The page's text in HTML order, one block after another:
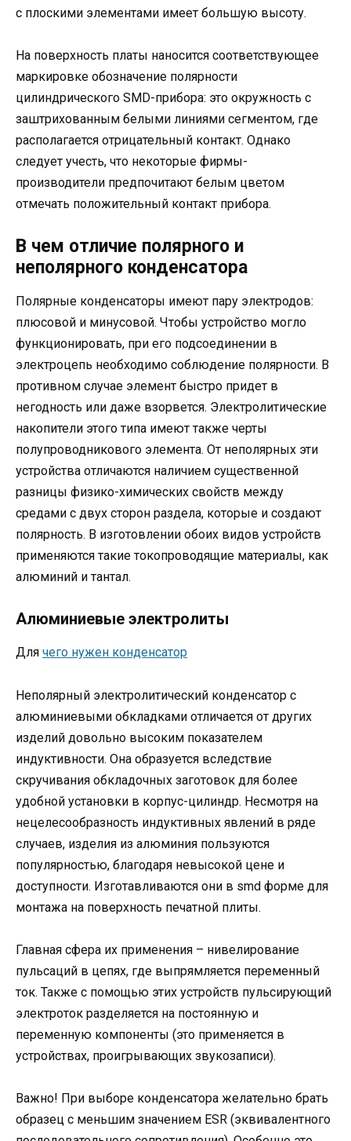
с плоскими элементами имеет большую высоту.
На поверхность платы наносится соответствующее
маркировке обозначение полярности
цилиндрического SMD-прибора: это окружность с
заштрихованным белыми линиями сегментом, где
располагается отрицательный контакт. Однако
следует учесть, что некоторые фирмы-
производители предпочитают белым цветом
отмечать положительный контакт прибора.
В чем отличие полярного и
неполярного конденсатора
Полярные конденсаторы имеют пару электродов:
плюсовой и минусовой. Чтобы устройство могло
функционировать, при его подсоединении в
электроцепь необходимо соблюдение полярности. В
противном случае элемент быстро придет в
негодность или даже взорвется. Электролитические
накопители этого типа имеют также черты
полупроводникового элемента. От неполярных эти
устройства отличаются наличием существенной
разницы физико-химических свойств между
средами с двух сторон раздела, которые и создают
полярность. В изготовлении обоих видов устройств
применяются такие токопроводящие материалы, как
алюминий и тантал.
Алюминиевые электролиты
Для чего нужен конденсатор
Неполярный электролитический конденсатор с
алюминиевыми обкладками отличается от других
изделий довольно высоким показателем
индуктивности. Она образуется вследствие
скручивания обкладочных заготовок для более
удобной установки в корпус-цилиндр. Несмотря на
нецелесообразность индуктивных явлений в ряде
случаев, изделия из алюминия пользуются
популярностью, благодаря невысокой цене и
доступности. Изготавливаются они в smd форме для
монтажа на поверхность печатной плиты.
Главная сфера их применения – нивелирование
пульсаций в цепях, где выпрямляется переменный
ток. Также с помощью этих устройств пульсирующий
электроток разделяется на постоянную и
переменную компоненты (это применяется в
устройствах, проигрывающих звукозаписи).
Важно! При выборе конденсатора желательно брать
образец с меньшим значением ESR (эквивалентного